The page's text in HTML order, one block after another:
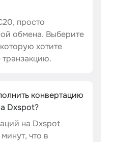
просто
обмена. Выберите
хотите
транзакцию.
конвертацию
Dxspot?
на Dxspot
что в